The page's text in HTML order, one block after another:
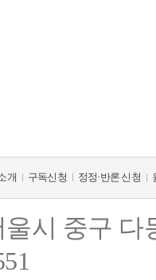
개 구독신청 정정·반론 신청
시 중구